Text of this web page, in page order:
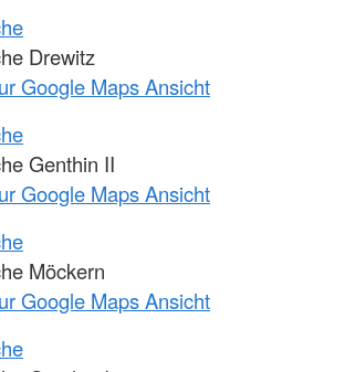
Drewitz
Google Maps Ansicht
Genthin II
Google Maps Ansicht
Möckern
Google Maps Ansicht